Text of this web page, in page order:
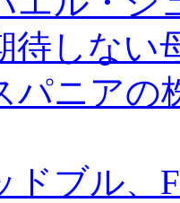
待しない
パニア
ドブル